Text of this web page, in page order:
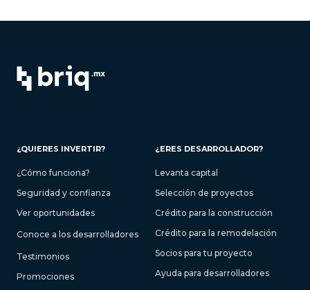
¿QUIERES INVERTIR?
¿Cómo funciona?
Seguridad y confianza
Ver oportunidades
Conoce a los desarrolladores
Testimonios
Promociones
¿ERES DESARROLLADOR?
Levanta capital
Selección de proyectos
Crédito para la construcción
Crédito para la remodelación
Socios para tu proyecto
Ayuda para desarrolladores